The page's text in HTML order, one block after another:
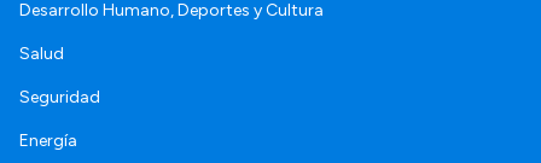
Desarrollo Humano, Deportes y Cultura
Salud
Seguridad
Energía